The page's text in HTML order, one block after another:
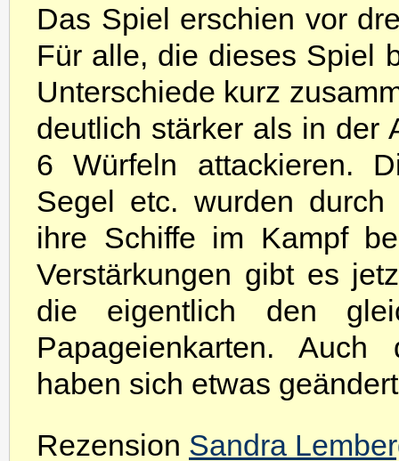
Das Spiel erschien vor
Für alle, die dieses Spiel
Unterschiede kurz
deutlich stärker als in der
6 Würfeln attackieren.
Segel etc. wurden
ihre Schiffe im Kampf
Verstärkungen gibt es
die eigentlich den
Papageienkarten.
haben sich etwas
Rezension Sandra